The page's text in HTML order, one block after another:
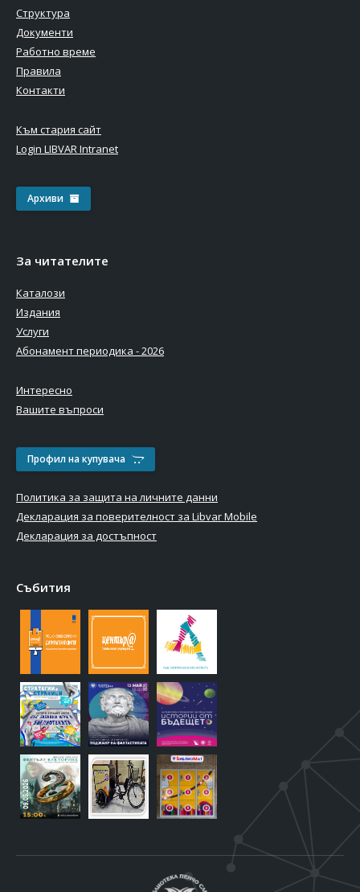
Структура
Документи
Работно време
Правила
Контакти
Към стария сайт
Login LIBVAR Intranet
Архиви
За читателите
Каталози
Издания
Услуги
Абонамент периодика - 2026
Интересно
Вашите въпроси
Профил на купувача
Политика за защита на личните данни
Декларация за поверителност за Libvar Mobile
Декларация за достъпност
Събития